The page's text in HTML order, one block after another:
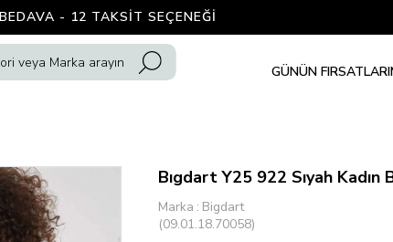
- 12 TAKSIT SEÇENEĞI
GÜNÜN FIRSATLARI
Bıgdart Y25 922 Sıyah Kadın
Marka : Bigdart
(09.01.18.70058)